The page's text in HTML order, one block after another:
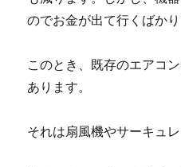
のでお金が出て行くばかり
このとき、既存のエアコ
あります。
それは扇風機やサーキュ